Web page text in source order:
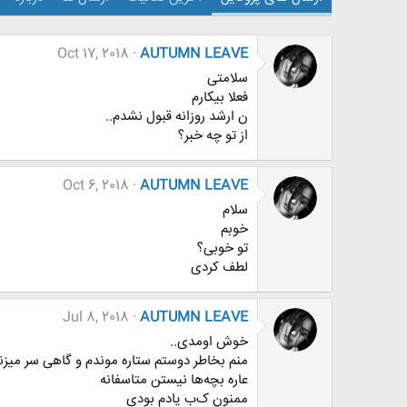
AUTUMN LEAVE
Oct 17, 2018
سلامتی
فعلا بیکارم
ن ارشد روزانه قبول نشدم..
از تو چه خبر؟
AUTUMN LEAVE
Oct 6, 2018
سلام
خوبم
تو خوبی؟
لطف کردی
AUTUMN LEAVE
Jul 8, 2018
خوش اومدی..
منم بخاطر دوستم ستاره موندم و گاهی سر
عاره بچه‌ها نیستن متاسفانه
ممنون ک‌ب یادم بودی